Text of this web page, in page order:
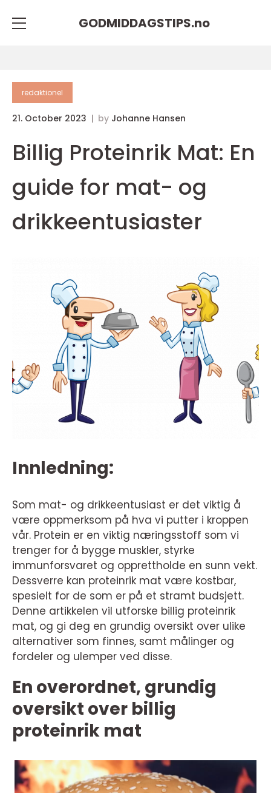
GODMIDDAGSTIPS.no
redaktionel
21. October 2023 by Johanne Hansen
Billig Proteinrik Mat: En
guide for mat- og
drikkeentusiaster
Innledning:
Som mat- og drikkeentusiast er det viktig å
være oppmerksom på hva vi putter i kroppen
vår. Protein er en viktig næringsstoff som vi
trenger for å bygge muskler, styrke
immunforsvaret og opprettholde en sunn vekt.
Dessverre kan proteinrik mat være kostbar,
spesielt for de som er på et stramt budsjett.
Denne artikkelen vil utforske billig proteinrik
mat, og gi deg en grundig oversikt over ulike
alternativer som finnes, samt målinger og
fordeler og ulemper ved disse.
En overordnet, grundig
oversikt over billig
proteinrik mat